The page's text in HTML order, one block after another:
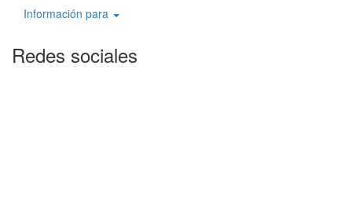
Información para
Redes sociales